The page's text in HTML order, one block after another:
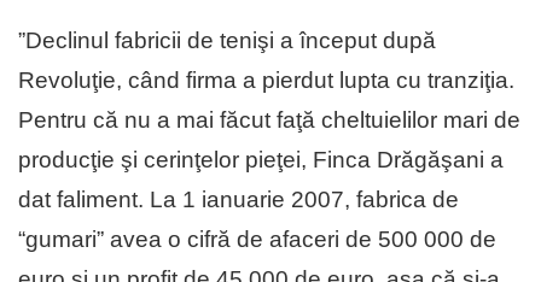
”Declinul fabricii de tenişi a început după
Revoluţie, când firma a pierdut lupta cu tranziţia.
Pentru că nu a mai făcut faţă cheltuielilor mari de
producţie şi cerinţelor pieţei, Finca Drăgăşani a
dat faliment. La 1 ianuarie 2007, fabrica de
“gumari” avea o cifră de afaceri de 500 000 de